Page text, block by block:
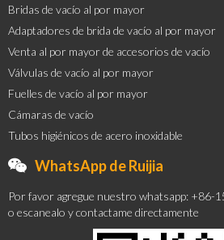
Bridas de vacío al por mayor
Adaptadores de brida de vacío al por mayor
Venta al por mayor de accesorios de vacío
Válvulas de vacío al por mayor
Fuelles de vacío al por mayor
Cámaras de vacío
Tubos higiénicos de acero inoxidable
WhatsApp de Ruijia
Por favor agregue nuestro whatsapp: +86-
o escanealo y contactame directamente